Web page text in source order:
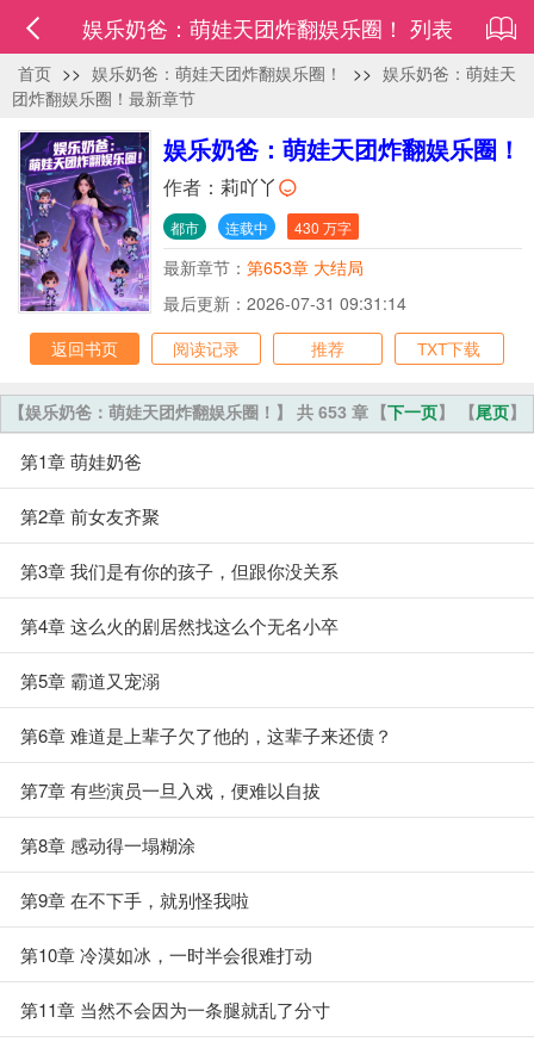
娱乐奶爸：萌娃天团炸翻娱乐圈！ 列表
首页 >> 娱乐奶爸：萌娃天团炸翻娱乐圈！ >> 娱乐奶爸：萌娃天
团炸翻娱乐圈！最新章节
娱乐奶爸：萌娃天团炸翻娱乐圈！
作者： 莉吖丫
都市 连载中 430 万字
最新章节： 第653章 大结局
最后更新：2026-07-31 09:31:14
返回书页
阅读记录 推荐 TXT下载
【下一页】 【尾页】
【娱乐奶爸：萌娃天团炸翻娱乐圈！】 共 653 章
第1章 萌娃奶爸
第2章 前女友齐聚
第3章 我们是有你的孩子，但跟你没关系
第4章 这么火的剧居然找这么个无名小卒
第5章 霸道又宠溺
第6章 难道是上辈子欠了他的，这辈子来还债？
第7章 有些演员一旦入戏，便难以自拔
第8章 感动得一塌糊涂
第9章 在不下手，就别怪我啦
第10章 冷漠如冰，一时半会很难打动
第11章 当然不会因为一条腿就乱了分寸